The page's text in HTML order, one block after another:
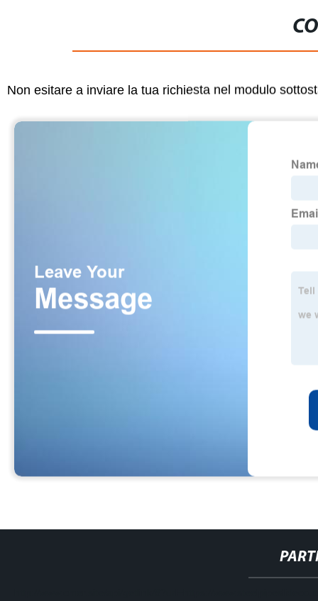
Non esitare a inviare la tua richiesta nel modulo